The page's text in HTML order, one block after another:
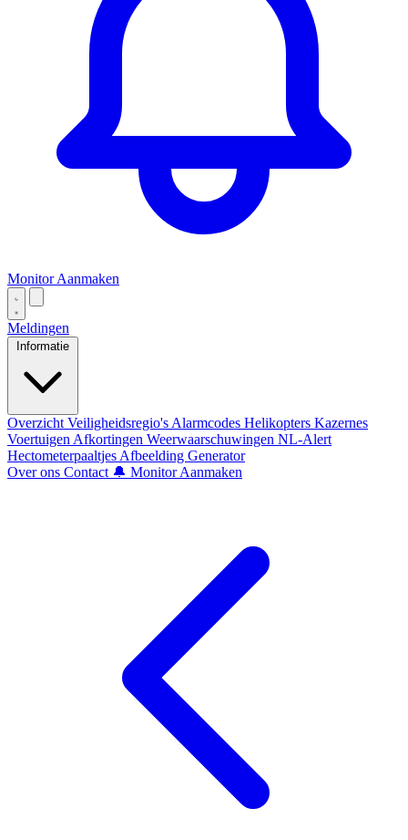
Monitor Aanmaken
Meldingen
Informatie
Overzicht Veiligheidsregio's Alarmcodes Helikopters Kazernes
Voertuigen Afkortingen Weerwaarschuwingen NL-Alert
Hectometerpaaltjes Afbeelding Generator
Over ons Contact 🔔 Monitor Aanmaken